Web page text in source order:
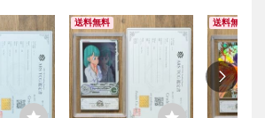
送料無料 送料無料